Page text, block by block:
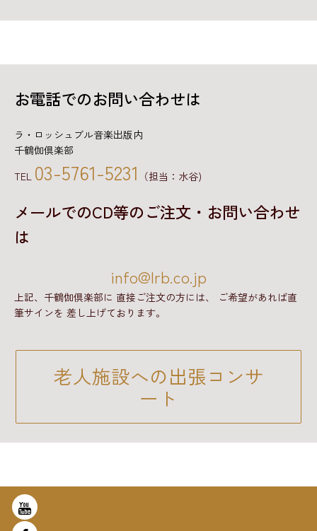
お電話でのお問い合わせは
ラ・ロッシュブル音楽出版内
千鶴伽倶楽部
TEL 03-5761-5231 （担当：水谷)
メールでのCD等のご注文・お問い合わせ
は
info@lrb.co.jp
上記、千鶴伽倶楽部に 直接ご注文の方には、
ご希望があれば直
筆サインを 差し上げております。
老人施設への出張コンサ
ート